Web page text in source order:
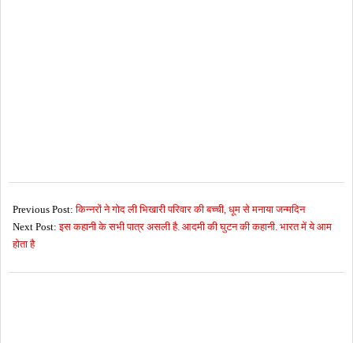
08-
22
Previous Post:किन्नरों ने गोद ली भिखारी परिवार की बच्ची, धूम से मनाया जन्मदिन
Next Post:इस कहानी के सभी पात्र असली है. आदमी की घुटन की कहानी. भारत में ये आम
होता है